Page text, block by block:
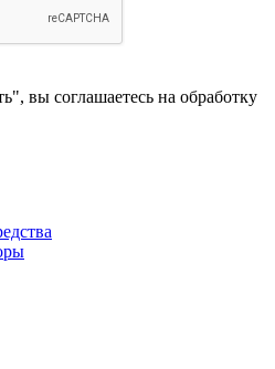
вы соглашаетесь на обработку